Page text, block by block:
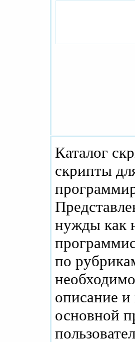
Каталог
скрипты
нужды как
по
описание
основной